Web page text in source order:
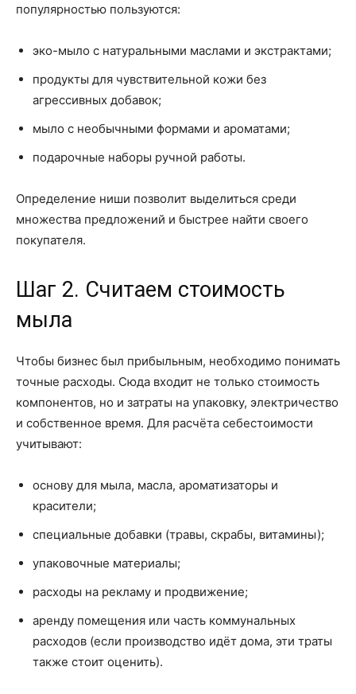
популярностью пользуются:
эко-мыло с натуральными маслами и экстрактами;
продукты для чувствительной кожи без
агрессивных добавок;
мыло с необычными формами и ароматами;
подарочные наборы ручной работы.
Определение ниши позволит выделиться среди
множества предложений и быстрее найти своего
покупателя.
Шаг 2. Считаем стоимость
мыла
Чтобы бизнес был прибыльным, необходимо понимать
точные расходы. Сюда входит не только стоимость
компонентов, но и затраты на упаковку, электричество
и собственное время. Для расчёта себестоимости
учитывают:
основу для мыла, масла, ароматизаторы и
красители;
специальные добавки (травы, скрабы, витамины);
упаковочные материалы;
расходы на рекламу и продвижение;
аренду помещения или часть коммунальных
расходов (если производство идёт дома, эти траты
также стоит оценить).